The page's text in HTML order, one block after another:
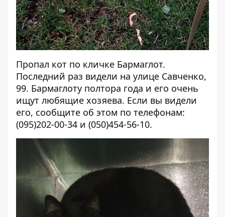
Пропал кот по кличке Бармаглот.
Последний раз видели на улице Савченко,
99. Бармаглоту полтора года и его очень
ищут любящие хозяева. Если вы видели
его, сообщите об этом по телефонам:
(095)202-00-34 и (050)454-56-10.